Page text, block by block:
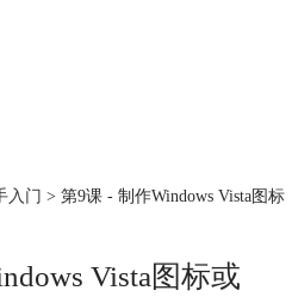
入门 > 第9课 - 制作Windows Vista图标
Vista图标或